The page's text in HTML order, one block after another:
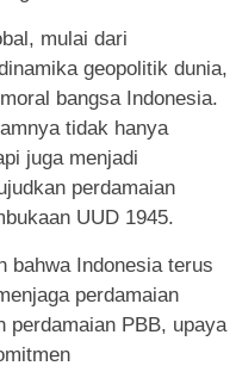
mulai dari
geopolitik dunia,
bangsa Indonesia.
tidak hanya
juga menjadi
perdamaian
UUD 1945.
bahwa Indonesia terus
perdamaian
perdamaian PBB, upaya